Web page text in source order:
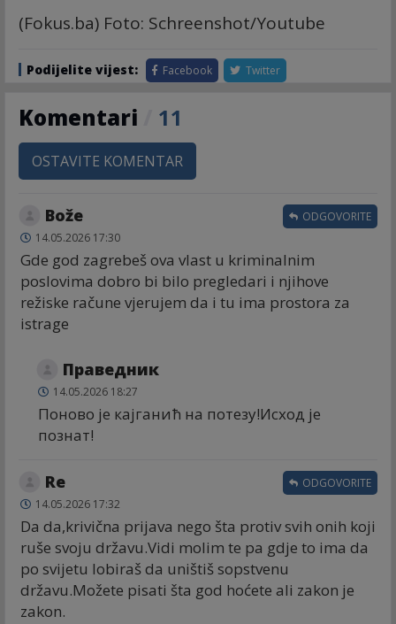
(Fokus.ba) Foto: Schreenshot/Youtube
Podijelite vijest: Facebook Twitter
Komentari 11
OSTAVITE KOMENTAR
Bože
14.05.2026 17:30
Gde god zagrebeš ova vlast u kriminalnim
poslovima dobro bi bilo pregledari i njihove
režiske račune vjerujem da i tu ima prostora za
istrage
ODGOVORITE
Праведник
14.05.2026 18:27
Поново је кајганић на потезу!Исход је
познат!
Re
14.05.2026 17:32
Da da,krivična prijava nego šta protiv svih onih koji
ruše svoju državu.Vidi molim te pa gdje to ima da
po svijetu lobiraš da uništiš sopstvenu
državu.Možete pisati šta god hoćete ali zakon je
zakon.
ODGOVORITE